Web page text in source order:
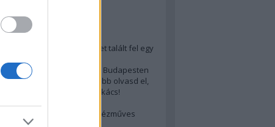
menő Budapest-térképet talált fel egy
legjobb (elérhető árú) ebéd Budapesten
akarsz lenni? Akkor előbb olvasd el,
erről egy magyar szakács!
rejtett kincsei: orosz kézműves